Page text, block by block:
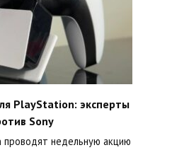
PlayStation: эксперты
Sony
проводят недельную акцию